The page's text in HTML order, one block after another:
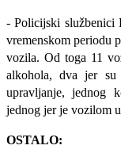
-Policijski službenici
vremenskom periodu
vozila. Od toga 11
alkohola, dva jer su
upravljanje, jednog
jednog jer je vozilom
OSTALO: